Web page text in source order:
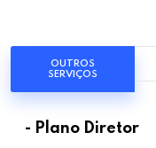
OUTROS
SERVIÇOS
- Plano Diretor